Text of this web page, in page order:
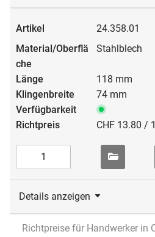
24.358.01
Stahlblech
118 mm
74 mm
CHF 13.80 /
Details anzeigen
Richtpreise für Handwerker in